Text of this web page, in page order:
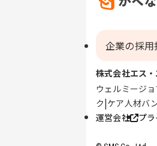
企業の採用
株式会社エス
ウェルミージ
ク ケア人材バ
運営会社
プ